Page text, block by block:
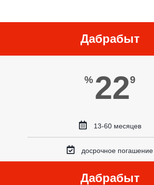
Дабрабыт
% 229
13-60 месяцев
досрочное погашение
Дабрабыт